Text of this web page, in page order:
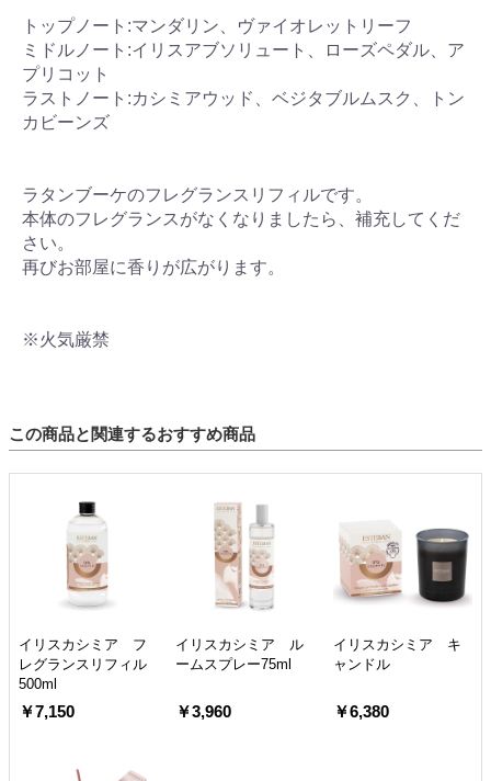
トップノート:マンダリン、ヴァイオレットリーフ
ミドルノート:イリスアブソリュート、ローズペダル、ア
プリコット
ラストノート:カシミアウッド、ベジタブルムスク、トン
カビーンズ
ラタンブーケのフレグランスリフィルです。
本体のフレグランスがなくなりましたら、補充してくだ
さい。
再びお部屋に香りが広がります。
※火気厳禁
この商品と関連するおすすめ商品
イリスカシミア フ
レグランスリフィル
500ml
￥7,150
イリスカシミア ル
ームスプレー75ml
￥3,960
イリスカシミア キ
ャンドル
￥6,380